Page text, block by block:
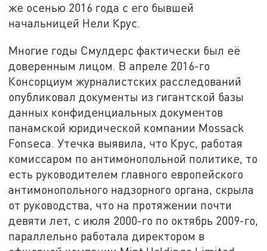
же осенью 2016 года с его бывшей
начальницей Нели Крус.
Многие годы Смулдерс фактически был её
доверенным лицом. В апреле 2016-го
Консорциум журналистских расследований
опубликовал документы из гигантской базы
данных конфиденциальных документов
панамской юридической компании Mossack
Fonseca. Утечка выявила, что Крус, работая
комиссаром по антимонопольной политике, то
есть руководителем главного европейского
антимонопольного надзорного органа, скрыла
от руководства, что на протяжении почти
девяти лет, с июля 2000-го по октябрь 2009-го,
параллельно работала директором в